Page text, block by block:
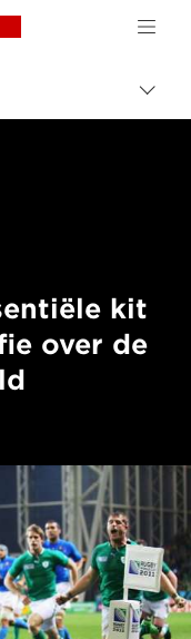
Canon Logo, back
in-/
kit
over de